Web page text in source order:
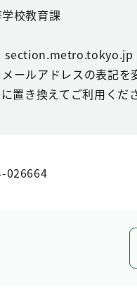
校教育課
section.metro.tokyo.jp
ールアドレスの表記を
置き換えてご利用くだ
026664